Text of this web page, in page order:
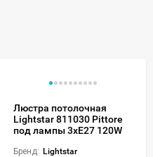
Люстра потолочная
Lightstar 811030 Pittore
под лампы 3xE27 120W
Бренд: Lightstar